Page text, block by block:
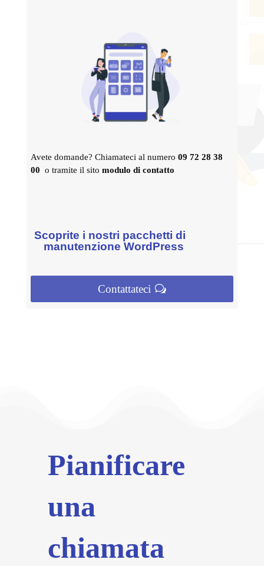
Avete domande? Chiamateci al numero 09 72 28 38
00 o tramite il sito modulo di contatto
Scoprite i nostri pacchetti di
manutenzione WordPress
Contattateci
Pianificare
una
chiamata